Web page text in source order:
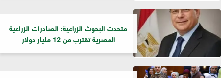
متحدث البحوث الزراعية: الصادرات الزراعية
المصرية تقترب من 12 مليار دولار